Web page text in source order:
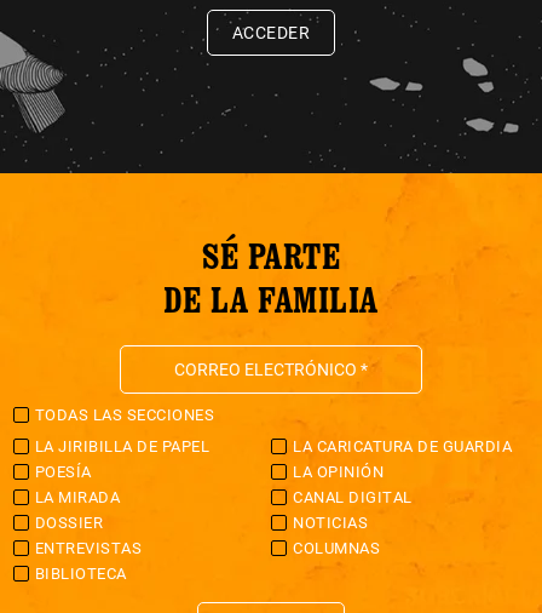
ACCEDER
SÉ PARTE
DE LA FAMILIA
TODAS LAS SECCIONES
LA JIRIBILLA DE PAPEL
LA CARICATURA DE GUARDIA
POESÍA
LA OPINIÓN
LA MIRADA
CANAL DIGITAL
DOSSIER
NOTICIAS
ENTREVISTAS
COLUMNAS
BIBLIOTECA